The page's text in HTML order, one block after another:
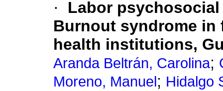
·
Labor
Burnout syndrome
health institutions,
Aranda Beltrán, Carolina;
Moreno, Manuel ; Hidalgo